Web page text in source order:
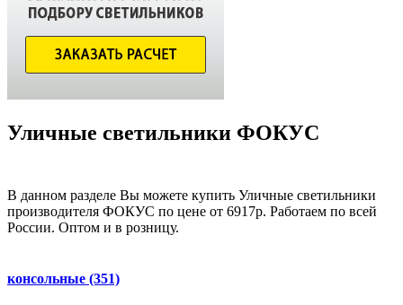
Уличные светильники ФОКУС
В данном разделе Вы можете купить Уличные светильники
производителя ФОКУС по цене от 6917р. Работаем по всей
России. Оптом и в розницу.
консольные (351)